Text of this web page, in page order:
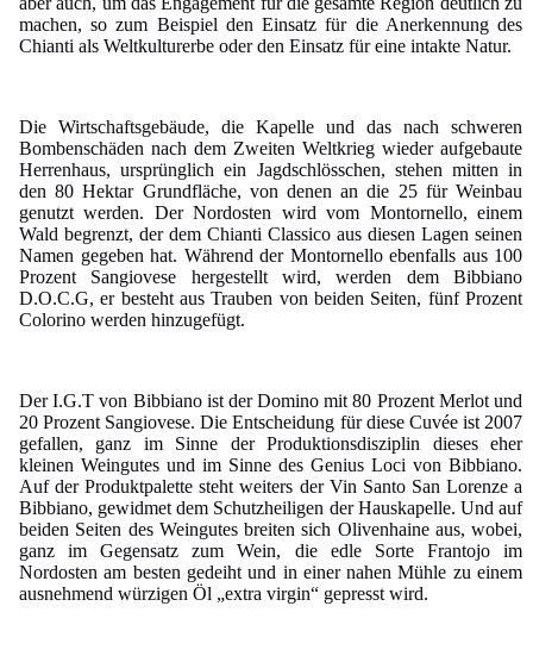
machen, so zum Beispiel den Einsatz für die Anerkennung des
Chianti als Weltkulturerbe oder den Einsatz für eine intakte Natur.
Die Wirtschaftsgebäude, die Kapelle und das nach schweren
Bombenschäden nach dem Zweiten Weltkrieg wieder aufgebaute
Herrenhaus, ursprünglich ein Jagdschlösschen, stehen mitten in
den 80 Hektar Grundfläche, von denen an die 25 für Weinbau
genutzt werden. Der Nordosten wird vom Montornello, einem
Wald begrenzt, der dem Chianti Classico aus diesen Lagen seinen
Namen gegeben hat. Während der Montornello ebenfalls aus 100
Prozent Sangiovese hergestellt wird, werden dem Bibbiano
D.O.C.G, er besteht aus Trauben von beiden Seiten, fünf Prozent
Colorino werden hinzugefügt.
Der I.G.T von Bibbiano ist der Domino mit 80 Prozent Merlot und
20 Prozent Sangiovese. Die Entscheidung für diese Cuvée ist 2007
gefallen, ganz im Sinne der Produktionsdisziplin dieses eher
kleinen Weingutes und im Sinne des Genius Loci von Bibbiano.
Auf der Produktpalette steht weiters der Vin Santo San Lorenze a
Bibbiano, gewidmet dem Schutzheiligen der Hauskapelle. Und auf
beiden Seiten des Weingutes breiten sich Olivenhaine aus, wobei,
ganz im Gegensatz zum Wein, die edle Sorte Frantojo im
Nordosten am besten gedeiht und in einer nahen Mühle zu einem
ausnehmend würzigen Öl „extra virgin“ gepresst wird.